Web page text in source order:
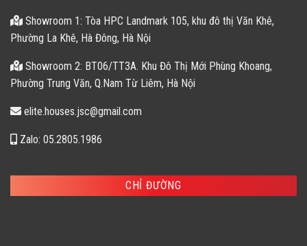
Showroom 1: Tòa HPC Landmark 105, khu đô thị Văn Khê,
Phường La Khê, Hà Đông, Hà Nội
Showroom 2: BT06/TT3A. Khu Đô Thị Mới Phùng Khoang,
Phường Trung Văn, Q.Nam Từ Liêm, Hà Nội
elite.houses.jsc@gmail.com
Zalo: 05.2805.1986
CHỈ ĐƯỜNG